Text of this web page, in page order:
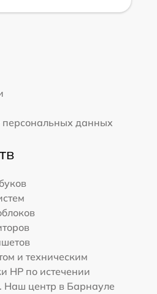
персональных данных
и техническим
HP по истечении
Наш центр в Барнауле